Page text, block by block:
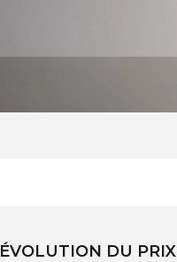
ÉVOLUTION DU PRIX